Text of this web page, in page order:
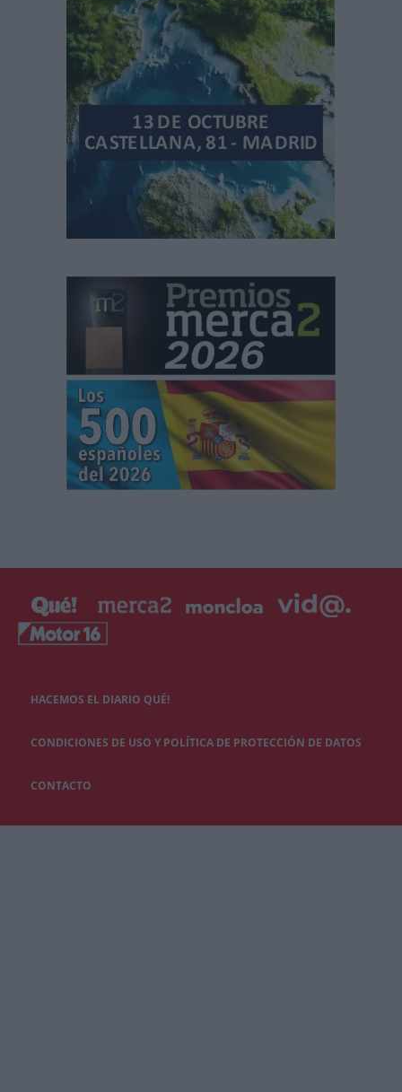
HACEMOS EL DIARIO QUÉ!
CONDICIONES DE USO Y POLÍTICA DE PROTECCIÓN DE DATOS
CONTACTO